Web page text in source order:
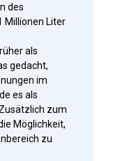
des
Millionen Liter
als
gedacht,
im
es als
zum
Möglichkeit,
zu